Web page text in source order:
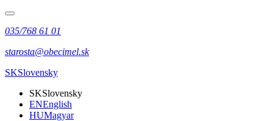
035/768 61 01
starosta@obecimel.sk
SKSlovensky
SKSlovensky
ENEnglish
HUMagyar